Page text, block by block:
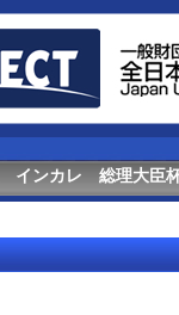
インカレ 総理大臣